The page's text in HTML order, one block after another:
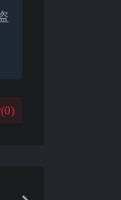
0)